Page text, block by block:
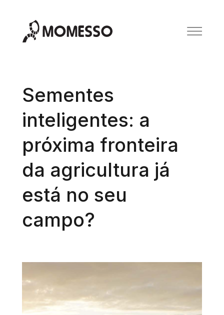
Sementes
inteligentes: a
próxima fronteira
da agricultura já
está no seu
campo?